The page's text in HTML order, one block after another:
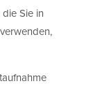
Sie in